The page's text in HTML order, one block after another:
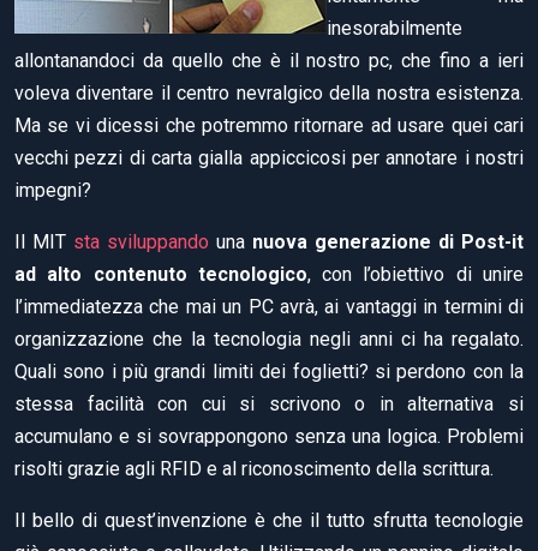
inesorabilmente
allontanandoci da quello che è il nostro pc, che fino a ieri
voleva diventare il centro nevralgico della nostra esistenza.
Ma se vi dicessi che potremmo ritornare ad usare quei cari
vecchi pezzi di carta gialla appiccicosi per annotare i nostri
impegni?
Il MIT sta sviluppando una nuova generazione di Post-it
ad alto contenuto tecnologico, con l’obiettivo di unire
l’immediatezza che mai un PC avrà, ai vantaggi in termini di
organizzazione che la tecnologia negli anni ci ha regalato.
Quali sono i più grandi limiti dei foglietti? si perdono con la
stessa facilità con cui si scrivono o in alternativa si
accumulano e si sovrappongono senza una logica. Problemi
risolti grazie agli RFID e al riconoscimento della scrittura.
Il bello di quest’invenzione è che il tutto sfrutta tecnologie